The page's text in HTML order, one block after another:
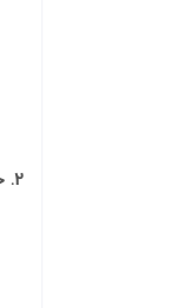
2. حفظ بهداشت و سلامت دام